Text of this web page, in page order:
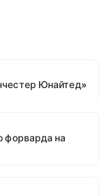
Юнайтед»
форварда на